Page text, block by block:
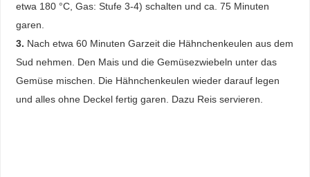
etwa 180 °C, Gas: Stufe 3-4) schalten und ca. 75 Minuten
garen.
3. Nach etwa 60 Minuten Garzeit die Hähnchenkeulen aus dem
Sud nehmen. Den Mais und die Gemüsezwiebeln unter das
Gemüse mischen. Die Hähnchenkeulen wieder darauf legen
und alles ohne Deckel fertig garen. Dazu Reis servieren.